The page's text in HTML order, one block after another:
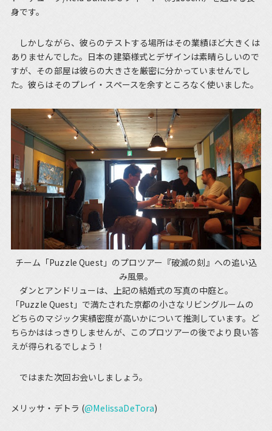
身です。
しかしながら、彼らのテストする場所はその業績ほど大きくは
ありませんでした。日本の建築様式とデザインは素晴らしいので
すが、その部屋は彼らの大きさを厳密に分かっていませんでし
た。彼らはそのプレイ・スペースを余すところなく使いました。
チーム「Puzzle Quest」のプロツアー『破滅の刻』への追い込
み風景。
ダンとアンドリューは、上記の結婚式の写真の中庭と。
「Puzzle Quest」で満たされた京都の小さなリビングルームの
どちらのマジック実績密度が高いかについて推測しています。ど
ちらかははっきりしませんが、このプロツアーの後でより良い答
えが得られるでしょう！
ではまた次回お会いしましょう。
メリッサ・デトラ (@MelissaDeTora)